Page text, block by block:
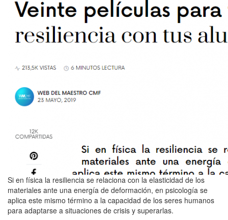
Si en física la resiliencia se relaciona con la elasticidad de los
materiales ante una energía de deformación, en psicología se
aplica este mismo término a la capacidad de los seres humanos
para adaptarse a situaciones de crisis y superarlas.